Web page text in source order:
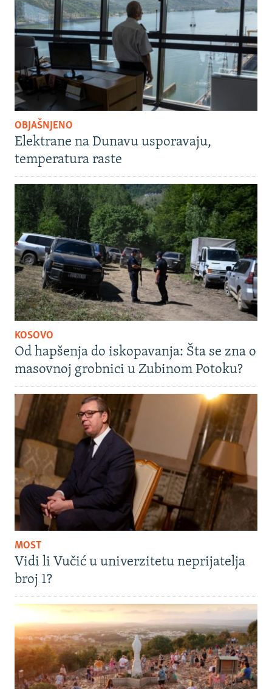
OBJAŠNJENO
Elektrane na Dunavu usporavaju,
temperatura raste
KOSOVO
Od hapšenja do iskopavanja: Šta se zna o
masovnoj grobnici u Zubinom Potoku?
MOST
Vidi li Vučić u univerzitetu neprijatelja
broj 1?